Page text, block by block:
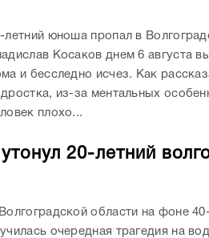
летний юноша пропал в
Косаков днем 6 августа
и бесследно исчез. Как
из-за ментальных
плохо...
20-летний
области на фоне
очередная трагедия на